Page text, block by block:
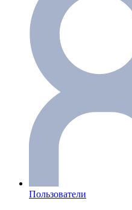
Пользователи